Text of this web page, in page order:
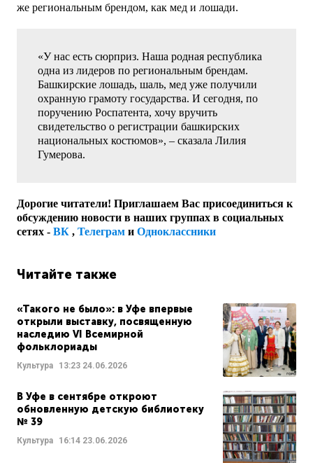
же региональным брендом, как мед и лошади.
«У нас есть сюрприз. Наша родная республика
одна из лидеров по региональным брендам.
Башкирские лошадь, шаль, мед уже получили
охранную грамоту государства. И сегодня, по
поручению Роспатента, хочу вручить
свидетельство о регистрации башкирских
национальных костюмов», – сказала Лилия
Гумерова.
Дорогие читатели! Приглашаем Вас присоединиться к
обсуждению новости в наших группах в социальных
сетях - ВК , Телеграм и Одноклассники
Читайте также
«Такого не было»: в Уфе впервые
открыли выставку, посвященную
наследию VI Всемирной
фольклориады
Культура 13:23 24.06.2026
В Уфе в сентябре откроют
обновленную детскую библиотеку
№ 39
Культура 16:14 23.06.2026